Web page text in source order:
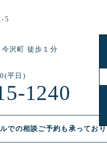
5
沢町 徒歩１分
平日)
1240
での相談ご予約も承ってお